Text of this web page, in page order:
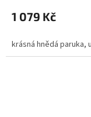
1 079 Kč
krásná hnědá